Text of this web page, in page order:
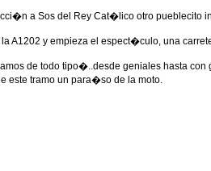
a Sos del Rey Cat�lico otro pueblecito
A1202 y empieza el espect�culo, una
de todo tipo�..desde geniales hasta
este tramo un para�so de la moto.